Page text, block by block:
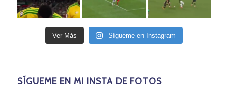
Ver Más Sígueme en Instagram
SÍGUEME EN MI INSTA DE FOTOS